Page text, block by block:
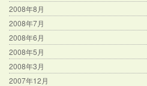
2008年8月
2008年7月
2008年6月
2008年5月
2008年3月
2007年12月